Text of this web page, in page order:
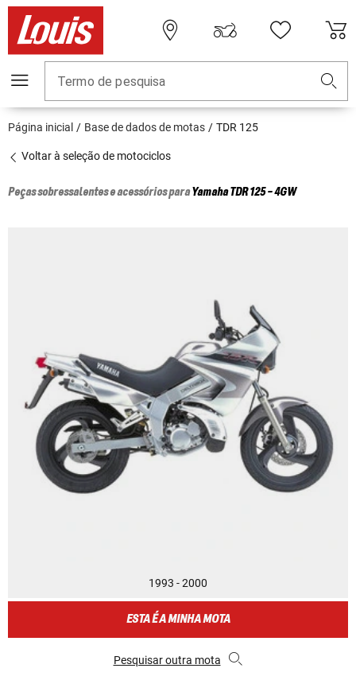
Termo de pesquisa
Página inicial Base de dados de motas TDR 125
Voltar à seleção de motociclos
Peças sobressalentes e acessórios paraYamahaTDR 125 - 4GW
1993 - 2000
ESTA É A MINHA MOTA
Pesquisar outra mota